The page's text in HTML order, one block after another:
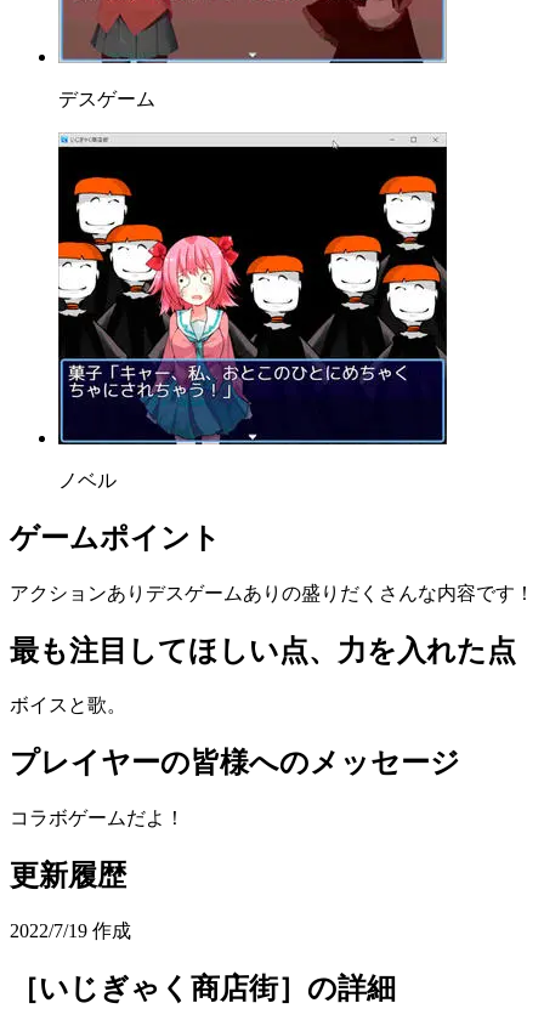
デスゲーム
ノベル
ゲームポイント
アクションありデスゲームありの盛りだくさんな内容です！
最も注目してほしい点、力を入れた点
ボイスと歌。
プレイヤーの皆様へのメッセージ
コラボゲームだよ！
更新履歴
2022/7/19 作成
［いじぎゃく商店街］ の詳細